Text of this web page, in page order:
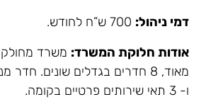
דמי ניהול:
אודות חלוקת המשרד: משרד מחולק
מאוד, 8 חדרים בגדלים שונים.
ו- 3 תאי שירותים פרטיים בקומה.